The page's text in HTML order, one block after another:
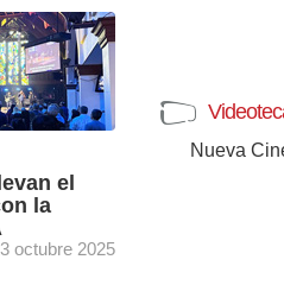
el
la
octubre 2025
Nueva